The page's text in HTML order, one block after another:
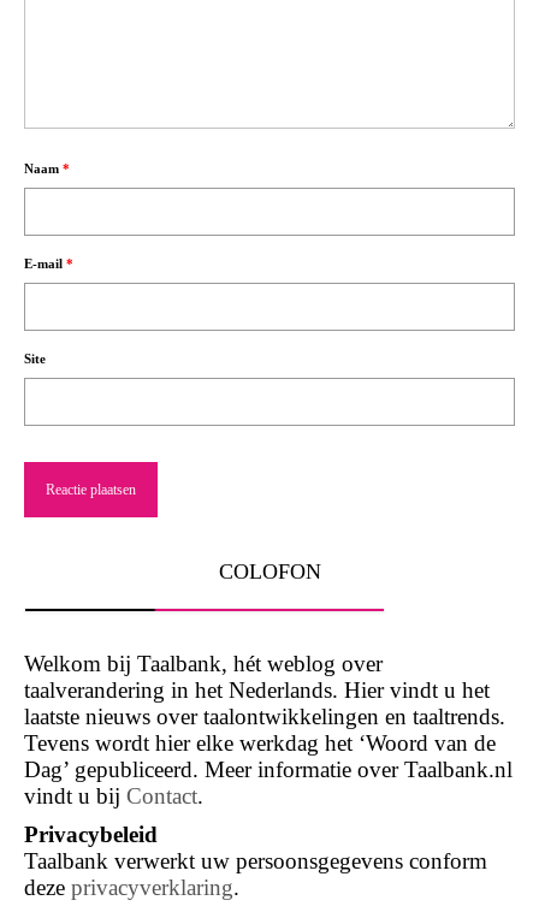
Naam *
E-mail *
Site
COLOFON
Welkom bij Taalbank, hét weblog over
taalverandering in het Nederlands. Hier vindt u het
laatste nieuws over taalontwikkelingen en taaltrends.
Tevens wordt hier elke werkdag het ‘Woord van de
Dag’ gepubliceerd. Meer informatie over Taalbank.nl
vindt u bij Contact.
Privacybeleid
Taalbank verwerkt uw persoonsgegevens conform
deze privacyverklaring.